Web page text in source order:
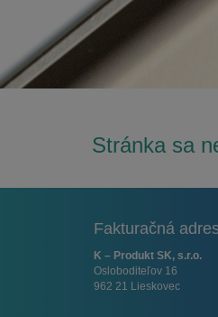
Stránka sa
Fakturačná
K – Produkt SK, s.r.o.
Osloboditeľov 16
962 21 Lieskovec